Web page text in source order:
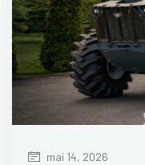
mai 14, 2026